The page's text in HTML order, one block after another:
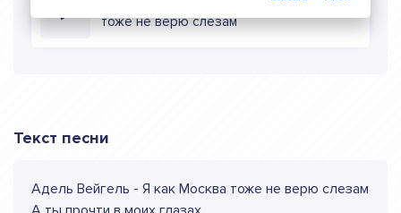
Слушать онлайн Veigel Я как Москва
тоже не верю слезам
Текст песни
Адель Вейгель - Я как Москва тоже не верю слезам